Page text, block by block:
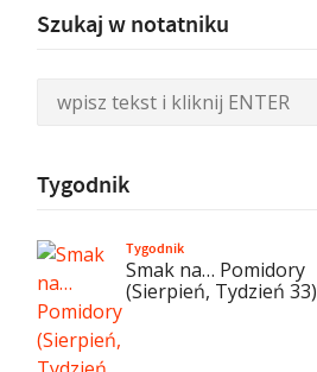
Szukaj w notatniku
Tygodnik
Tygodnik
Smak na… Pomidory
(Sierpień, Tydzień 33)